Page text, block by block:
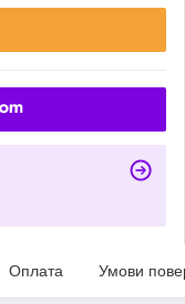
Оплата Умови